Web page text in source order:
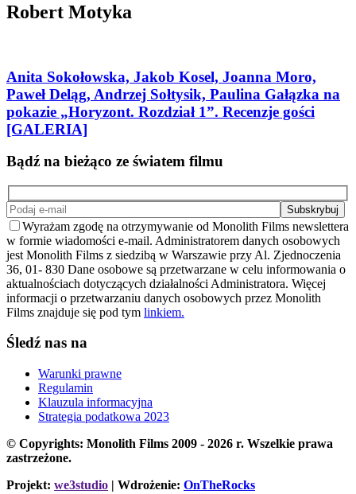
Robert Motyka
Anita Sokołowska, Jakob Kosel, Joanna Moro,
Paweł Deląg, Andrzej Sołtysik, Paulina Gałązka na
pokazie „Horyzont. Rozdział 1”. Recenzje gości
[GALERIA]
Bądź na bieżąco ze światem filmu
Wyrażam zgodę na otrzymywanie od Monolith Films newslettera
w formie wiadomości e-mail. Administratorem danych osobowych
jest Monolith Films z siedzibą w Warszawie przy Al. Zjednoczenia
36, 01- 830 Dane osobowe są przetwarzane w celu informowania o
aktualnościach dotyczących działalności Administratora. Więcej
informacji o przetwarzaniu danych osobowych przez Monolith
Films znajduje się pod tym linkiem.
Śledź nas na
Warunki prawne
Regulamin
Klauzula informacyjna
Strategia podatkowa 2023
© Copyrights: Monolith Films 2009 - 2026 r. Wszelkie prawa
zastrzeżone.
Projekt: we3studio | Wdrożenie: OnTheRocks